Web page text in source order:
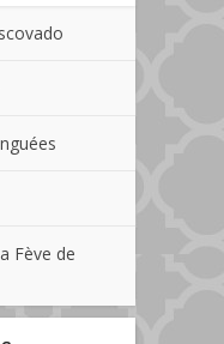
Fève de